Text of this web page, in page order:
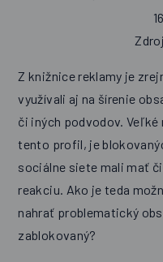
Z knižnice reklamy je
využívali aj na šírenie
či iných podvodov.
tento profil, je
sociálne siete mali mať
reakciu. Ako je teda
nahrať problematický
zablokovaný?